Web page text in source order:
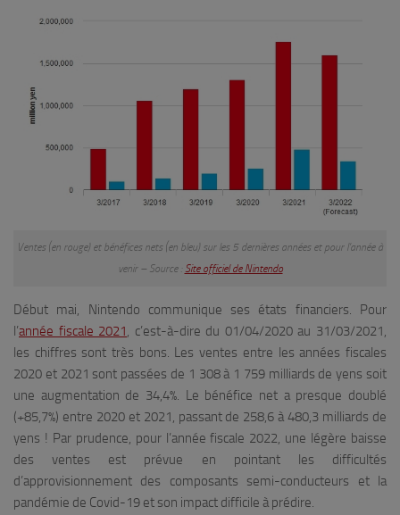
Ventes (en rouge) et bénéfices nets (en bleu) sur les 5 dernières années et pour l’année à
venir – Source : Site officiel de Nintendo
Début mai, Nintendo communique ses états financiers. Pour
l’année fiscale 2021, c’est-à-dire du 01/04/2020 au 31/03/2021,
les chiffres sont très bons. Les ventes entre les années fiscales
2020 et 2021 sont passées de 1 308 à 1 759 milliards de yens soit
une augmentation de 34,4%. Le bénéfice net a presque doublé
(+85,7%) entre 2020 et 2021, passant de 258,6 à 480,3 milliards de
yens ! Par prudence, pour l’année fiscale 2022, une légère baisse
des ventes est prévue en pointant les difficultés
d’approvisionnement des composants semi-conducteurs et la
pandémie de Covid-19 et son impact difficile à prédire.